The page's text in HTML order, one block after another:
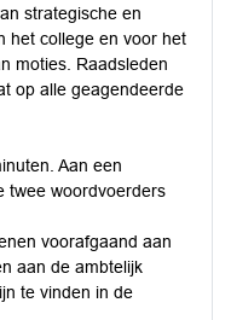
strategische en
het college en voor het
moties. Raadsleden
op alle geagendeerde
Aan een
twee woordvoerders
voorafgaand aan
aan de ambtelijk
te vinden in de